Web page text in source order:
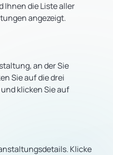
Ihnen die Liste aller
angezeigt.
an der Sie
Sie auf die drei
klicken Sie auf
Klicke